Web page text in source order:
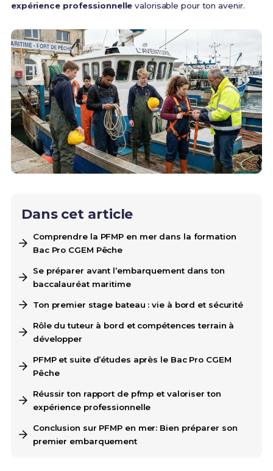
expérience professionnelle valorisable pour ton avenir.
Dans cet article
Comprendre la PFMP en mer dans la formation
Bac Pro CGEM Pêche
Se préparer avant l’embarquement dans ton
baccalauréat maritime
Ton premier stage bateau : vie à bord et sécurité
Rôle du tuteur à bord et compétences terrain à
développer
PFMP et suite d’études après le Bac Pro CGEM
Pêche
Réussir ton rapport de pfmp et valoriser ton
expérience professionnelle
Conclusion sur PFMP en mer: Bien préparer son
premier embarquement